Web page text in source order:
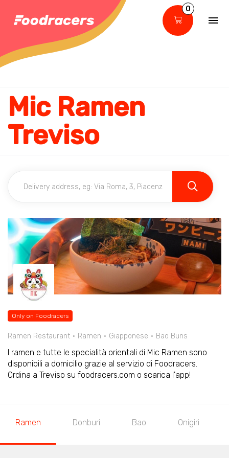
0
Mic Ramen
Treviso
Only on Foodracers
Ramen Restaurant Ramen Giapponese Bao Buns
I ramen e tutte le specialità orientali di Mic Ramen sono
disponibili a domicilio grazie al servizio di Foodracers.
Ordina a Treviso su foodracers.com o scarica l'app!
Ramen Donburi Bao Onigiri